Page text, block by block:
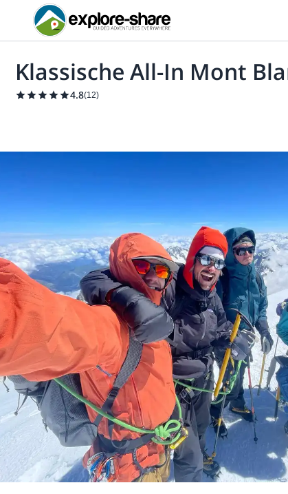
Klassische All-In Mont
4.8(12)